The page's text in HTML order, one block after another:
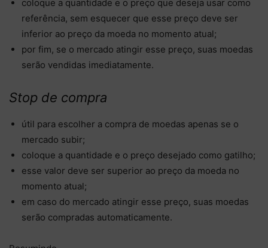
coloque a quantidade e o preço que deseja usar como
referência, sem esquecer que esse preço deve ser
inferior ao preço da moeda no momento atual;
por fim, se o mercado atingir esse preço, suas moedas
serão vendidas imediatamente.
Stop de compra
útil para escolher a compra de moedas apenas se o
mercado subir;
coloque a quantidade e o preço desejado como gatilho;
esse valor deve ser superior ao preço da moeda no
momento atual;
em caso do mercado atingir esse preço, suas moedas
serão compradas automaticamente.